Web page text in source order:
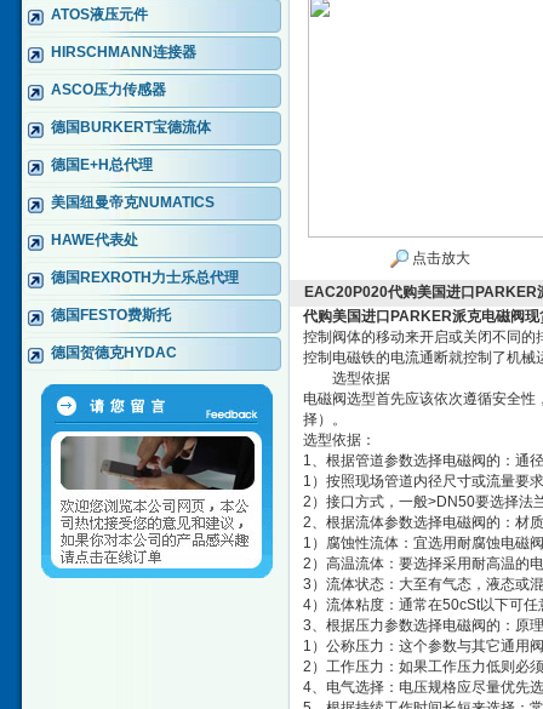
ATOS液压元件
HIRSCHMANN连接器
ASCO压力传感器
德国BURKERT宝德流体
德国E+H总代理
美国纽曼帝克NUMATICS
HAWE代表处
德国REXROTH力士乐总代理
德国FESTO费斯托
德国贺德克HYDAC
点击放大
EAC20P020代购美国进口PARKER
代购美国进口PARKER派克电磁阀现
控制阀体的移动来开启或关闭不同
控制电磁铁的电流通断就控制了机械
选型依据
电磁阀选型首先应该依次遵循安全
择）。
选型依据：
1、根据管道参数选择电磁阀的：通
1）按照现场管道内径尺寸或流量要
2）接口方式，一般>DN50要选择法
2、根据流体参数选择电磁阀的：材
1）腐蚀性流体：宜选用耐腐蚀电磁
2）高温流体：要选择采用耐高温的
3）流体状态：大至有气态，液态或
4）流体粘度：通常在50cSt以下可
3、根据压力参数选择电磁阀的：原
1）公称压力：这个参数与其它通用
2）工作压力：如果工作压力低则必
4、电气选择：电压规格应尽量优先